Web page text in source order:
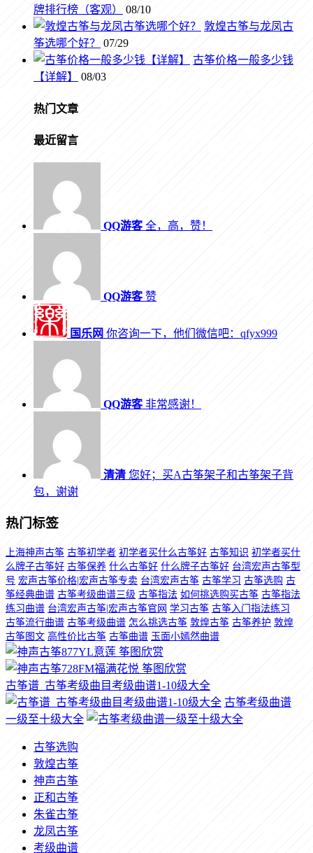
牌排行榜（客观）
08/10
敦煌古筝与龙凤古
筝选哪个好？
07/29
古筝价格一般多少钱
【详解】
08/03
热门文章
最近留言
QQ游客全，高，赞！
QQ游客赞
国乐网 你咨询一下，他们微信吧：qfyx999
QQ游客非常感谢！
清清 您好；买A古筝架子和古筝架子背
包，谢谢
热门标签
上海神声古筝 古筝初学者 初学者买什么古筝好 古筝知识 初学者买什
么牌子古筝好 古筝保养 什么古筝好 什么牌子古筝好 台湾宏声古筝型
号 宏声古筝价格|宏声古筝专卖 台湾宏声古筝 古筝学习 古筝选购 古
筝经典曲谱 古筝考级曲谱三级 古筝指法 如何挑选购买古筝 古筝指法
练习曲谱 台湾宏声古筝|宏声古筝官网 学习古筝 古筝入门指法练习
古筝流行曲谱 古筝考级曲谱 怎么挑选古筝 敦煌古筝 古筝养护 敦煌
古筝图文 高性价比古筝 古筝曲谱 玉面小嫣然曲谱
古筝谱_古筝考级曲目考级曲谱1-10级大全
古筝考级曲谱
一级至十级大全
古筝选购
敦煌古筝
神声古筝
正和古筝
朱雀古筝
龙凤古筝
考级曲谱